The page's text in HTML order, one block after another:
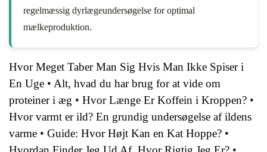
regelmæssig dyrlægeundersøgelse for optimal
mælkeproduktion.
Hvor Meget Taber Man Sig Hvis Man Ikke Spiser i
En Uge • Alt, hvad du har brug for at vide om
proteiner i æg • Hvor Længe Er Koffein i Kroppen? •
Hvor varmt er ild? En grundig undersøgelse af ildens
varme • Guide: Hvor Højt Kan en Kat Hoppe? •